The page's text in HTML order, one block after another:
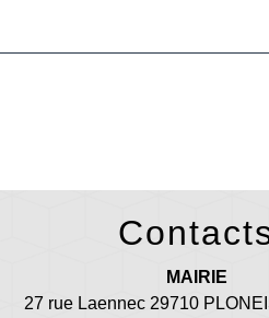
MAIRIE
27 rue Laennec 29710